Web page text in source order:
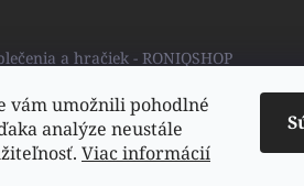
vám umožnili pohodlné
analýze neustále
Viac informácií
a hračiek - RONIQSHOP